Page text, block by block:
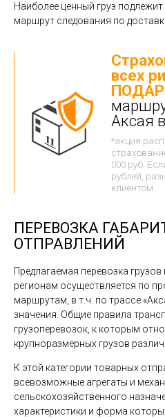
Наиболее ценный груз
маршрут следования по
всех
Аксая
*акция
000 руб.
рублей,
клиентом.
ПЕРЕВОЗКА
ОТПРАВЛЕНИЙ
Предлагаемая перевозка
регионам осуществляется по
маршрутам, в т.ч. по трассе
значения. Общие правила
грузоперевозок, к которым
крупноразмерных грузов
К этой категории товарных
всевозможные агрегаты и
сельскохозяйственного
характеристики и форма